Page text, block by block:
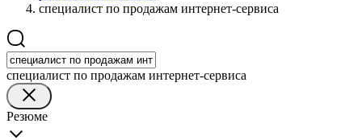
специалист по продажам интернет-сервиса
специалист по продажам интернет-сервиса
Резюме